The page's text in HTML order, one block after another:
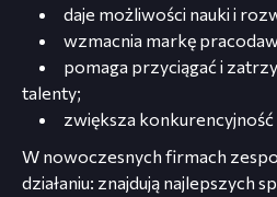
daje możliwości nauki i
wzmacnia markę
pomaga przyciągać i
talenty;
zwiększa konkurencyjność
W nowoczesnych firmach
działaniu: znajdują najlepszych